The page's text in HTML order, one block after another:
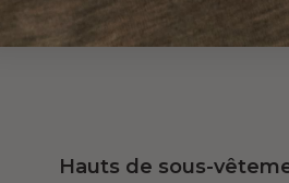
Hauts de sous-